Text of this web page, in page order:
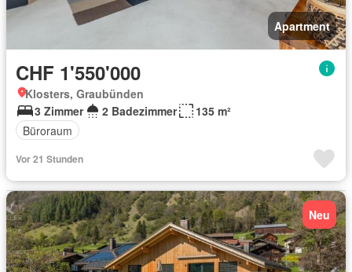
Apartment
CHF 1'550'000
Klosters, Graubünden
3 Zimmer
2 Badezimmer
135 m²
Büroraum
Vor 21 Stunden
Neu